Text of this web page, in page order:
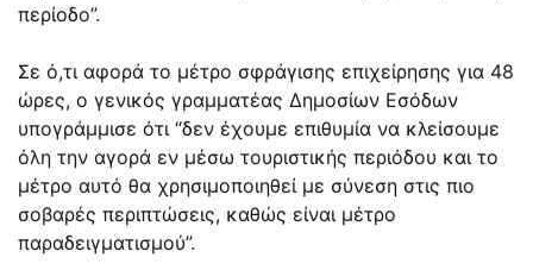
περίοδο”.
Σε ό,τι αφορά το μέτρο σφράγισης επιχείρησης για 48
ώρες, ο γενικός γραμματέας Δημοσίων Εσόδων
υπογράμμισε ότι “δεν έχουμε επιθυμία να κλείσουμε
όλη την αγορά εν μέσω τουριστικής περιόδου και το
μέτρο αυτό θα χρησιμοποιηθεί με σύνεση στις πιο
σοβαρές περιπτώσεις, καθώς είναι μέτρο
παραδειγματισμού”.